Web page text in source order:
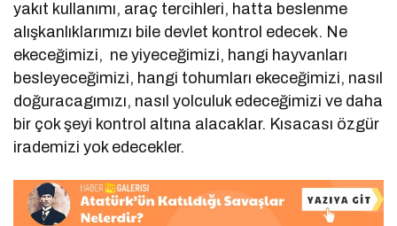
yakıt kullanımı, araç tercihleri, hatta beslenme
alışkanlıklarımızı bile devlet kontrol edecek. Ne
ekeceğimizi, ne yiyeceğimizi, hangi hayvanları
besleyeceğimizi, hangi tohumları ekeceğimizi, nasıl
doğuracagımızı, nasıl yolculuk edeceğimizi ve daha
bir çok şeyi kontrol altına alacaklar. Kısacası özgür
irademizi yok edecekler.